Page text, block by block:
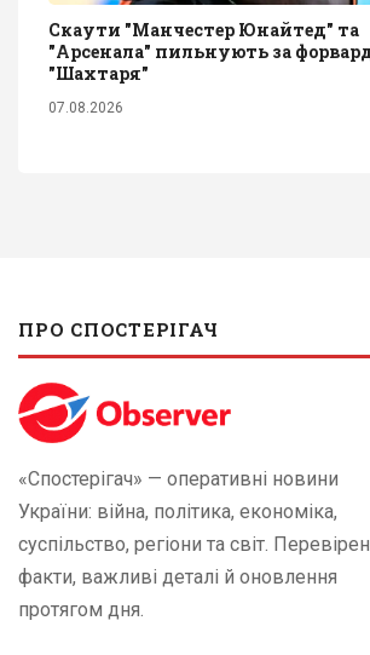
Скаути "Манчестер Юнайтед" та
"Арсенала" пильнують за
"Шахтаря"
07.08.2026
ПРО СПОСТЕРІГАЧ
«Спостерігач» — оперативні новини
України: війна, політика, економіка,
суспільство, регіони та світ.
факти, важливі деталі й оновлення
протягом дня.